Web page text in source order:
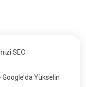
SEO
Google’da Yükselin